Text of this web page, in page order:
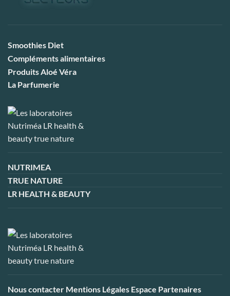
Smoothies Diet
Compléments alimentaires
Produits Aloé Véra
La Parfumerie
NUTRIMEA
TRUE NATURE
LR HEALTH & BEAUTY
Nous contacter Mentions Légales Espace Partenaires